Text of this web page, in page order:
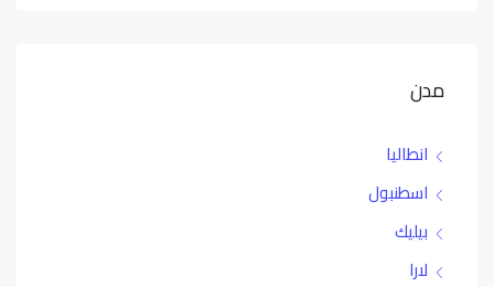
مدن
انطاليا
اسطنبول
بيليك
لارا